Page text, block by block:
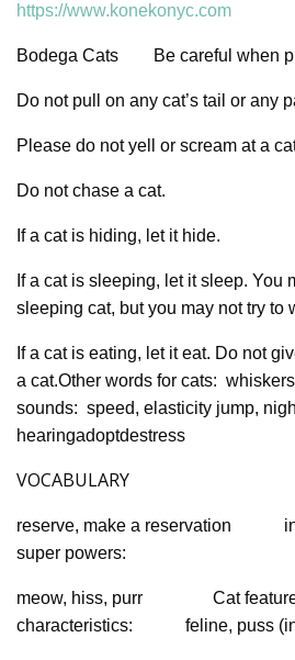
https://www.konekonyc.com
Bodega Cats Be careful when
Do not pull on any cat’s tail or any
Please do not yell or scream at a
Do not chase a cat.
If a cat is hiding, let it hide.
If a cat is sleeping, let it sleep. You
sleeping cat, but you may not try to
If a cat is eating, let it eat. Do not
a cat.Other words for cats:
sounds: speed, elasticity jump,
hearingadoptdestress
VOCABULARY
reserve, make a reservation
super powers:
meow, hiss, purr Cat
characteristics: feline, puss